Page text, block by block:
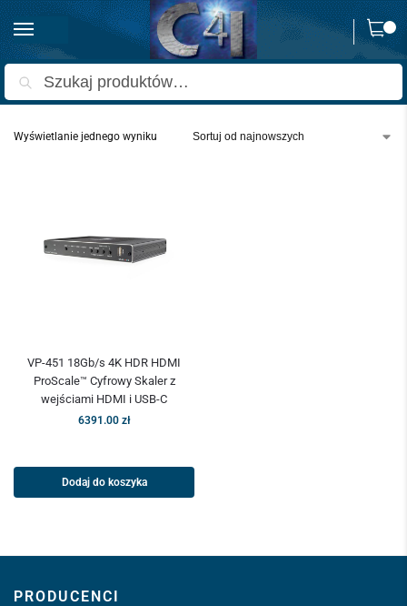
0
Strona główna Produkty oznaczone “VP-451”
Wyświetlanie jednego wyniku
VP-451 18Gb/s 4K HDR HDMI
ProScale™ Cyfrowy Skaler z
wejściami HDMI i USB-C
6391.00 zł
Dodaj do koszyka
PRODUCENCI